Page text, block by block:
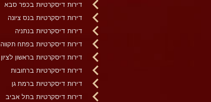
דירות דיסקרטיות בכפר סבא
דירות דיסקרטיות בנס ציונה
דירות דיסקרטיות בנתניה
דירות דיסקרטיות בפתח תקווה
דירות דיסקרטיות בראשון לציון
דירות דיסקרטיות ברחובות
דירות דיסקרטיות ברמת גן
דירות דיסקרטיות בתל אביב